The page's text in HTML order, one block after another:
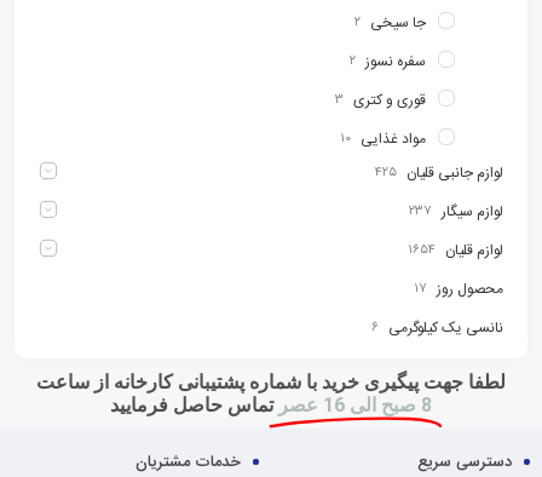
جا سیخی ۲
سفره نسوز ۲
قوری و کتری ۳
مواد غذایی ۱۰
لوازم جانبی قلیان ۴۲۵
لوازم سیگار ۲۳۷
لوازم قلیان ۱۶۵۴
محصول روز ۱۷
نانسی یک کیلوگرمی ۶
لطفا جهت پیگیری خرید با شماره پشتیبانی کارخانه از ساعت
8 صبح الی 16 عصر
تماس حاصل فرمایید
دسترسی سریع خدمات مشتریان